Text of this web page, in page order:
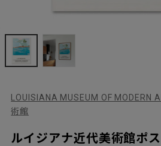
LOUISIANA MUSEUM OF MODERN
術館
ルイジアナ近代美術館ポ